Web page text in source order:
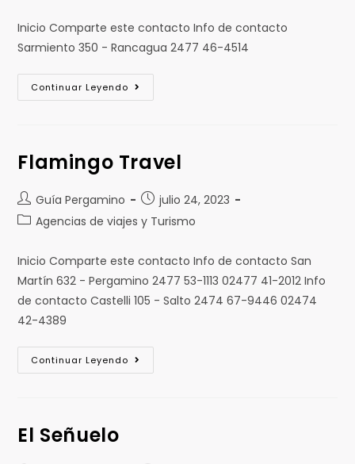
Inicio Comparte este contacto Info de contacto
Sarmiento 350 - Rancagua 2477 46-4514
Continuar Leyendo
Flamingo Travel
Guía Pergamino
julio 24, 2023
Agencias de viajes y Turismo
Inicio Comparte este contacto Info de contacto San
Martín 632 - Pergamino 2477 53-1113 02477 41-2012 Info
de contacto Castelli 105 - Salto 2474 67-9446 02474
42-4389
Continuar Leyendo
El Señuelo